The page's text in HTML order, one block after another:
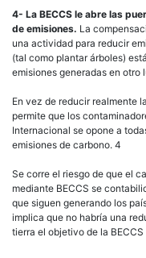
4- La BECCS le abre las
de emisiones. La
una actividad para reducir
(tal como plantar árboles)
emisiones generadas en otro
En vez de reducir realmente
permite que los
Internacional se opone a
emisiones de carbono. 4
Se corre el riesgo de que el
mediante BECCS se
que siguen generando los
implica que no habría una
tierra el objetivo de la